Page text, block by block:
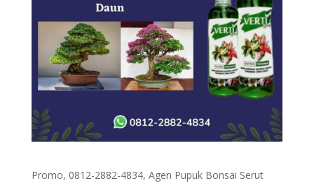
Promo, 0812-2882-4834, Agen Pupuk Bonsai Serut